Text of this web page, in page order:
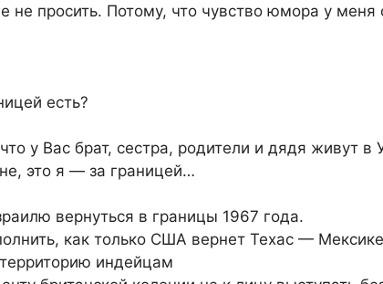
не просить. Потому, что чувство юмора у меня
есть?
у Вас брат, сестра, родители и дядя живут в
это я — за границей…
вернуться в границы 1967 года.
как только США вернет Техас —
индейцам